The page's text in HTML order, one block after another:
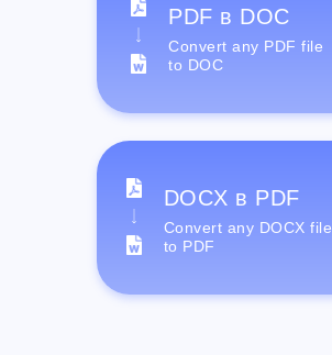
PDF в DOC
Convert any PDF file
to DOC
DOCX в PDF
Convert any DOCX file
to PDF